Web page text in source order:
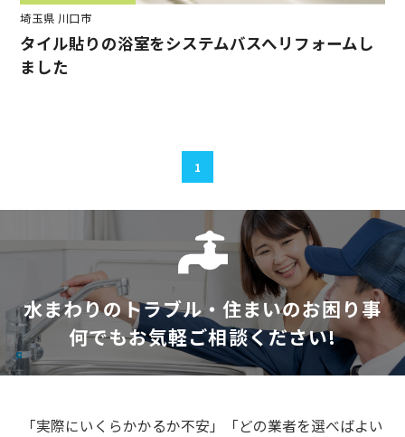
埼玉県 川口市
タイル貼りの浴室をシステムバスへリフォームし
ました
1
水まわりのトラブル・住まいのお困り事
何でもお気軽ご相談ください!
「実際にいくらかかるか不安」「どの業者を選べばよい